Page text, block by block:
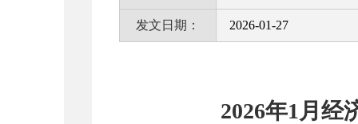
发文日期： 2026-01-27
2026年1月经